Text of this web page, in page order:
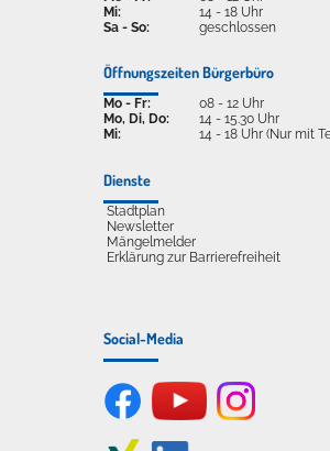
Mi:
Sa - So:
14 - 18 Uhr
geschlossen
Öffnungszeiten Bürgerbüro
Mo - Fr:
Mo, Di, Do:
Mi:
08 - 12 Uhr
14 - 15.30 Uhr
14 - 18 Uhr (Nur mit
Dienste
Stadtplan
Newsletter
Mängelmelder
Erklärung zur Barrierefreiheit
Social-Media